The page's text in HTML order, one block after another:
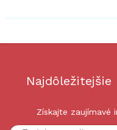
Najdôležitejšie
Získajte zaujímavé